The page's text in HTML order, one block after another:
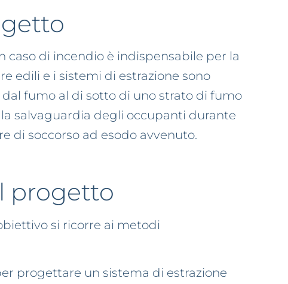
caso di incendio è indispensabile per la
edili e i sistemi di estrazione sono
fumo al di sotto di uno strato di fumo
salvaguardia degli occupanti durante
di soccorso ad esodo avvenuto.
progetto
si ricorre ai metodi
progettare un sistema di estrazione